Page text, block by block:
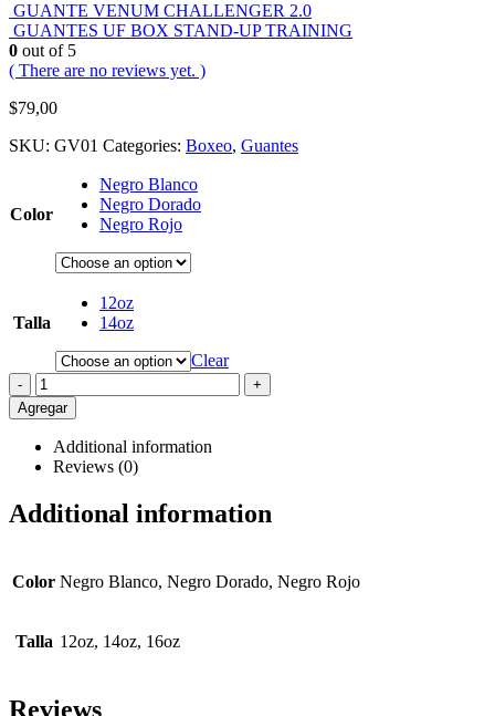
GUANTE VENUM CHALLENGER 2.0
GUANTES UF BOX STAND-UP TRAINING
0 out of 5
( There are no reviews yet. )
$79,00
SKU: GV01 Categories: Boxeo, Guantes
Color
Negro Blanco
Negro Dorado
Negro Rojo
Talla
12oz
14oz
Clear
-
+
Agregar
Additional information
Reviews (0)
Additional information
Color Negro Blanco, Negro Dorado, Negro Rojo
Talla 12oz, 14oz, 16oz
Reviews